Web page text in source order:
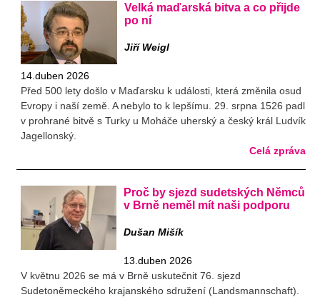
Velká maďarská bitva a co přijde
po ní
Jiří Weigl
14.duben 2026
Před 500 lety došlo v Maďarsku k události, která změnila osud
Evropy i naší země. A nebylo to k lepšímu. 29. srpna 1526 padl
v prohrané bitvě s Turky u Moháče uherský a český král Ludvík
Jagellonský.
Celá zpráva
Proč by sjezd sudetských Němců
v Brně neměl mít naši podporu
Dušan Mišík
13.duben 2026
V květnu 2026 se má v Brně uskutečnit 76. sjezd
Sudetoněmeckého krajanského sdružení (Landsmannschaft).